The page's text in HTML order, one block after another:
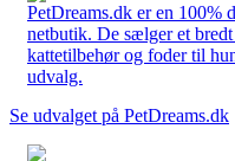
PetDreams.dk er en 100%
netbutik. De sælger et
kattetilbehør og foder til
udvalg.
Se udvalget på PetDreams.dk